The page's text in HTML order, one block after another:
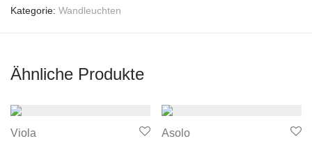
Kategorie: Wandleuchten
Ähnliche Produkte
Viola Asolo